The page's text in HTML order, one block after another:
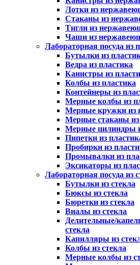
Лотки из
Стаканы из
Тигли из
Чаши из
Лабораторная посуда из
Бутылки из
Ведра из пластика
Канистры из
Колбы из пластика
Контейнеры из
Мерные колбы из
Мерные кружки из
Мерные стаканы из
Мерные цилиндры
Пипетки из
Пробирки из
Промывалки из
Эксикаторы из
Лабораторная посуда из
Бутылки из стекла
Бюксы из стекла
Бюретки из стекла
Виалы из стекла
Делительные/
стекла
Капилляры из
Колбы из стекла
Мерные колбы из